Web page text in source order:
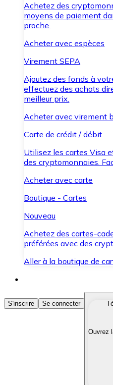
Achetez des
moyens de paiement
proche.
Acheter avec espèces
Virement SEPA
Ajoutez des fonds à
effectuez des achats
meilleur prix.
Acheter avec virement
Carte de crédit / débit
Utilisez les cartes Visa
des cryptomonnaies.
Acheter avec carte
Boutique - Cartes
Nouveau
Achetez des cartes-
préférées avec des
Aller à la boutique de
Acheter des
Achetez les
Convertissez vos
S'inscrire Se connecter
Ouvrez